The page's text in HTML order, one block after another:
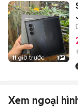
11 giờ trước 1
Xem ngoại